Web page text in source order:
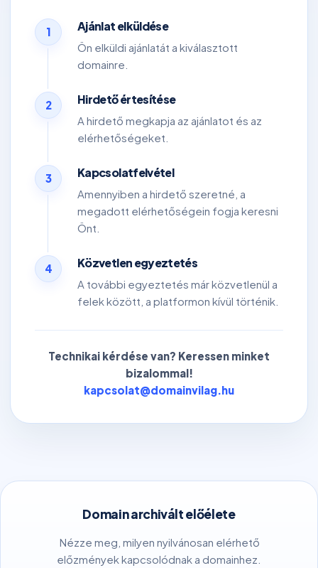
1 Ajánlat elküldése
Ön elküldi ajánlatát a kiválasztott
domainre.
2 Hirdető értesítése
A hirdető megkapja az ajánlatot és az
elérhetőségeket.
3 Kapcsolatfelvétel
Amennyiben a hirdető szeretné, a
megadott elérhetőségein fogja keresni
Önt.
4 Közvetlen egyeztetés
A további egyeztetés már közvetlenül a
felek között, a platformon kívül történik.
Technikai kérdése van? Keressen minket
bizalommal!
kapcsolat@domainvilag.hu
Domain archivált előélete
Nézze meg, milyen nyilvánosan elérhető
előzmények kapcsolódnak a domainhez.